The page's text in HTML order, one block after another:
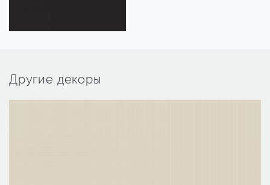
Другие декоры